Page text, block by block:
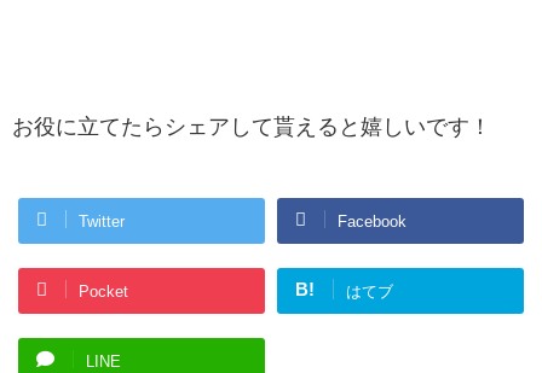
お役に立てたらシェアして貰えると嬉しいです！
Twitter Facebook
Pocket B! はてブ
LINE